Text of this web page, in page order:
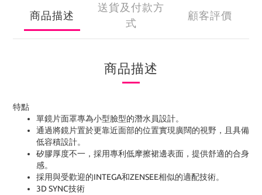
商品描述
送貨及付款方
式
顧客評價
商品描述
特點
單鏡片面罩專為小型臉型的潛水員設計。
通過將鏡片置於更靠近面部的位置實現廣闊的視野，且具備
低容積設計。
矽膠厚度不一，採用專利低摩擦裙邊表面，提供舒適的合身
感。
採用與受歡迎的INTEGA和ZENSEE相似的適配技術。
3D SYNC技術